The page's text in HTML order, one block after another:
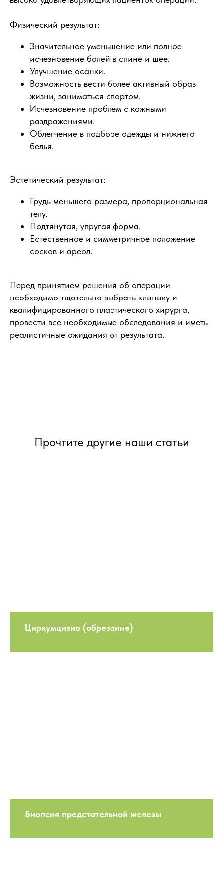
Физический результат:
Значительное уменьшение или полное
исчезновение болей в спине и шее.
Улучшение осанки.
Возможность вести более активный образ
жизни, заниматься спортом.
Исчезновение проблем с кожными
раздражениями.
Облегчение в подборе одежды и нижнего
белья.
Эстетический результат:
Грудь меньшего размера, пропорциональная
телу.
Подтянутая, упругая форма.
Естественное и симметричное положение
сосков и ареол.
Перед принятием решения об операции
необходимо тщательно выбрать клинику и
квалифицированного пластического хирурга,
провести все необходимые обследования и иметь
реалистичные ожидания от результата.
Прочтите другие наши статьи
Циркумцизио (обрезание)
Биопсия предстательной железы